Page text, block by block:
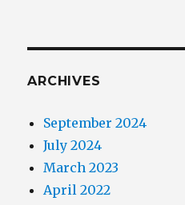
ARCHIVES
September 2024
July 2024
March 2023
April 2022